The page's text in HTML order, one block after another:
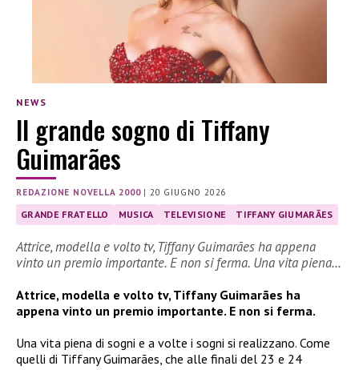
NEWS
Il grande sogno di Tiffany
Guimarães
REDAZIONE NOVELLA 2000|20 GIUGNO 2026
GRANDE FRATELLO MUSICA TELEVISIONE TIFFANY GIUMARÃES
Attrice, modella e volto tv, Tiffany Guimarães ha appena
vinto un premio importante. E non si ferma. Una vita piena…
Attrice, modella e volto tv, Tiffany Guimarães ha
appena vinto un premio importante. E non si ferma.
Una vita piena di sogni e a volte i sogni si realizzano. Come
quelli di Tiffany Guimarães, che alle finali del 23 e 24